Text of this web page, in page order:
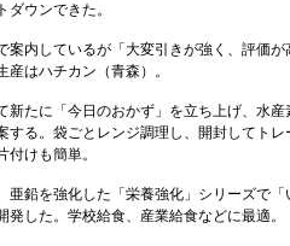
ダウンできた。
内しているが「大変引きが強く、評価が
はハチカン（青森）。
たに「今日のおかず」を立ち上げ、水産
する。袋ごとレンジ調理し、開封してトレ
付けも簡単。
鉛を強化した「栄養強化」シリーズで「
した。学校給食、産業給食などに最適。